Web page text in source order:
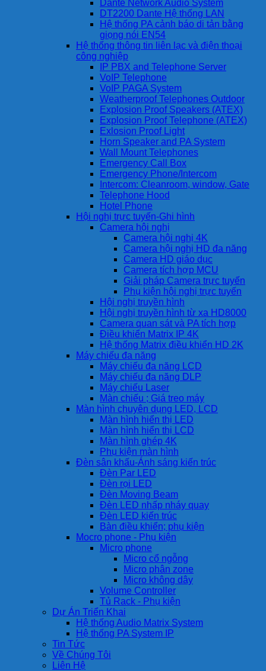
Dante Network Audio System
DT2200 Dante Hệ thống LAN
Hệ thống PA cảnh báo di tản bằng
giọng nói EN54
Hệ thống thông tin liên lạc và điện thoại
công nghiệp
IP PBX and Telephone Server
VoIP Telephone
VoIP PAGA System
Weatherproof Telephones Outdoor
Explosion Proof Speakers (ATEX)
Explosion Proof Telephone (ATEX)
Exlosion Proof Light
Horn Speaker and PA System
Wall Mount Telephones
Emergency Call Box
Emergency Phone/Intercom
Intercom: Cleanroom, window, Gate
Telephone Hood
Hotel Phone
Hội nghị trực tuyến-Ghi hình
Camera hội nghị
Camera hội nghị 4K
Camera hội nghị HD đa năng
Camera HD giáo dục
Camera tích hợp MCU
Giải pháp Camera trực tuyến
Phụ kiện hội nghị trực tuyến
Hội nghị truyền hình
Hội nghị truyền hình từ xa HD8000
Camera quan sát và PA tích hợp
Điều khiển Matrix IP 4K
Hệ thống Matrix điều khiển HD 2K
Máy chiếu đa năng
Máy chiếu đa năng LCD
Máy chiếu đa năng DLP
Máy chiếu Laser
Màn chiếu ; Giá treo máy
Màn hình chuyên dụng LED, LCD
Màn hình hiển thị LED
Màn hình hiển thị LCD
Màn hình ghép 4K
Phụ kiện màn hình
Đèn sân khấu-Ánh sáng kiến trúc
Đèn Par LED
Đèn rọi LED
Đèn Moving Beam
Đèn LED nhấp nháy quay
Đèn LED kiến trúc
Bàn điều khiển; phụ kiện
Mocro phone - Phụ kiện
Micro phone
Micro cổ ngỗng
Micro phân zone
Micro không dây
Volume Controller
Tủ Rack - Phụ kiện
Dự Án Triển Khai
Hệ thống Audio Matrix System
Hệ thống PA System IP
Tin Tức
Về Chúng Tôi
Liên Hệ